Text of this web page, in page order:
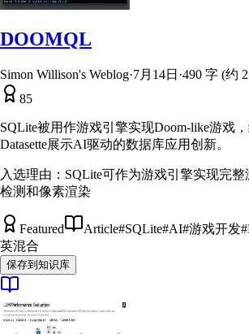
DOOMQL
Simon Willison's Weblog·7月14日 ·490 字 (约
85
SQLite被用作游戏引擎实现Doom-like游戏
Datasette展示AI驱动的数据库应用创新。
入选理由： SQLite可作为游戏引擎实现完
检测和像素渲染
Featured Article#SQLite#AI#游戏开发#
英混合
保存到知识库